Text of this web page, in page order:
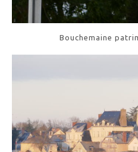
Bouchemaine